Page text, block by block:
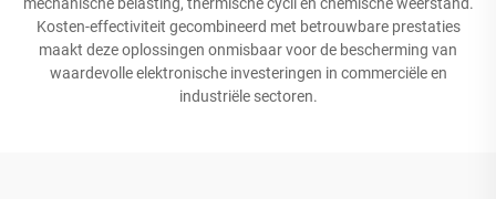
Kosten-effectiviteit gecombineerd met betrouwbare prestaties
maakt deze oplossingen onmisbaar voor de bescherming van
waardevolle elektronische investeringen in commerciële en
industriële sectoren.